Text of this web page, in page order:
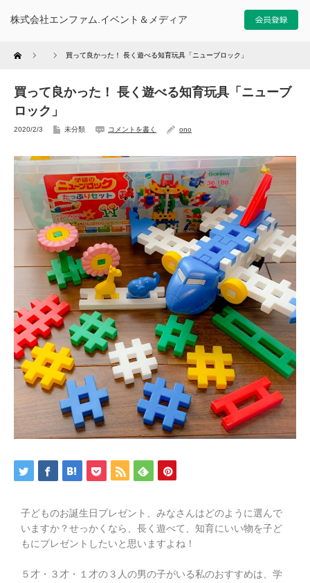
株式会社エンファム.イベント＆メディア
Home 買って良かった！ 長く遊べる知育玩具「ニューブロック」
買って良かった！ 長く遊べる知育玩具「ニューブ
ロック」
2020/2/3 未分類 コメントを書く ono
子どものお誕生日プレゼント、みなさんはどのように選んで
いますか？せっかくなら、長く遊べて、知育にいい物を子ど
もにプレゼントしたいと思いますよね！
５才・３才・１才の３人の男の子がいる私のおすすめは、学